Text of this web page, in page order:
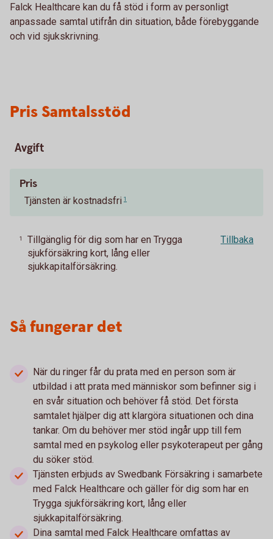
Falck Healthcare kan du få stöd i form av personligt
anpassade samtal utifrån din situation, både förebyggande
och vid sjukskrivning.
Pris Samtalsstöd
Avgift
Pris
Tjänsten är kostnadsfri 1
1
Tillgänglig för dig som har en Trygga
sjukförsäkring kort, lång eller
sjukkapitalförsäkring.
Tillbaka
Så fungerar det
När du ringer får du prata med en person som är
utbildad i att prata med människor som befinner sig i
en svår situation och behöver få stöd. Det första
samtalet hjälper dig att klargöra situationen och dina
tankar. Om du behöver mer stöd ingår upp till fem
samtal med en psykolog eller psykoterapeut per gång
du söker stöd.
Tjänsten erbjuds av Swedbank Försäkring i samarbete
med Falck Healthcare och gäller för dig som har en
Trygga sjukförsäkring kort, lång eller
sjukkapitalförsäkring.
Dina samtal med Falck Healthcare omfattas av